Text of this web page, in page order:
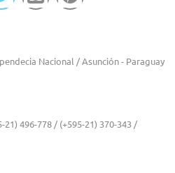
Nacional / Asunción - Paraguay
21) 496-778 / (+595-21) 370-343 /